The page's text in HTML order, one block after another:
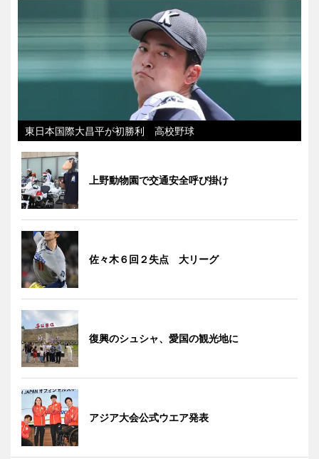
東日本国際大昌平が初勝利 高校野球
上野動物園で交通安全呼び掛け
佐々木６回２失点 大リーグ
復興のシュシャ、愛国の観光地に
アジア大会公式ウエア発表